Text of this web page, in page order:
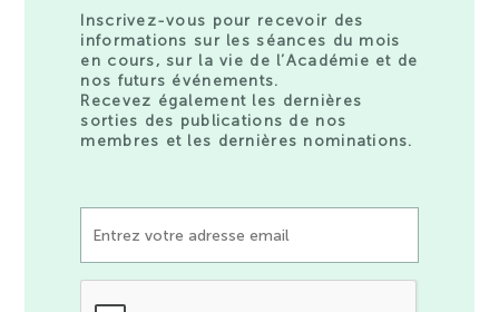
Inscrivez-vous pour recevoir des
informations sur les séances du mois
en cours, sur la vie de l’Académie et de
nos futurs événements.
Recevez également les dernières
sorties des publications de nos
membres et les dernières nominations.